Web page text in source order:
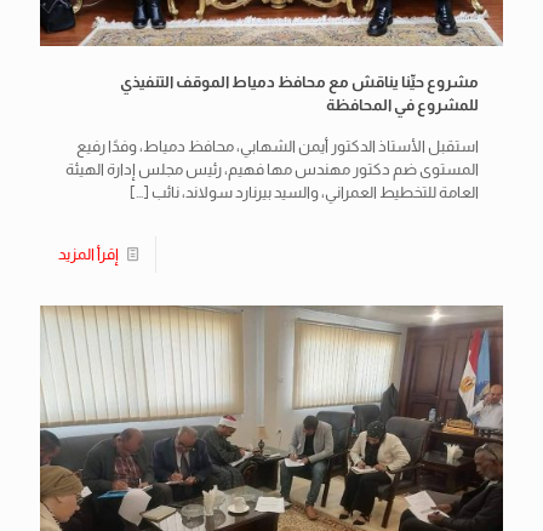
مشروع حيِّنا يناقش مع محافظ دمياط الموقف التنفيذي
للمشروع في المحافظة
استقبل الأستاذ الدكتور أيمن الشهابي، محافظ دمياط، وفدًا رفيع
المستوى ضم دكتور مهندس مها فهيم، رئيس مجلس إدارة الهيئة
العامة للتخطيط العمراني، والسيد بيرنارد سولاند، نائب […]
إقرأ المزيد